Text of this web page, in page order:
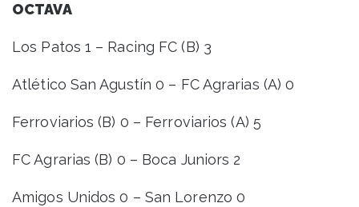
OCTAVA
Los Patos 1 – Racing FC (B) 3
Atlético San Agustín 0 – FC Agrarias (A) 0
Ferroviarios (B) 0 – Ferroviarios (A) 5
FC Agrarias (B) 0 – Boca Juniors 2
Amigos Unidos 0 – San Lorenzo 0